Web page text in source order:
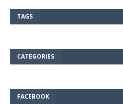
TAGS
CATEGORIES
FACEBOOK